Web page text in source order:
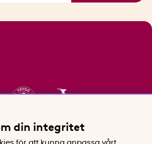
din integritet
för att kunna anpassa vårt